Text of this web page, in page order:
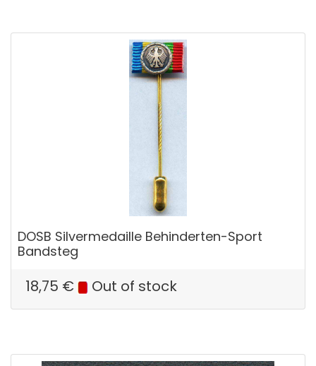
DOSB Silvermedaille Behinderten-Sport
Bandsteg
18,75 € Out of stock